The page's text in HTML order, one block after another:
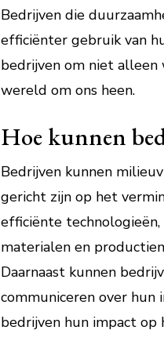
Bedrijven die
efficiënter gebruik van
bedrijven om niet alleen
wereld om ons heen.
Hoe kunnen
Bedrijven kunnen
gericht zijn op het
efficiënte
materialen en
Daarnaast kunnen
communiceren over hun
bedrijven hun impact op